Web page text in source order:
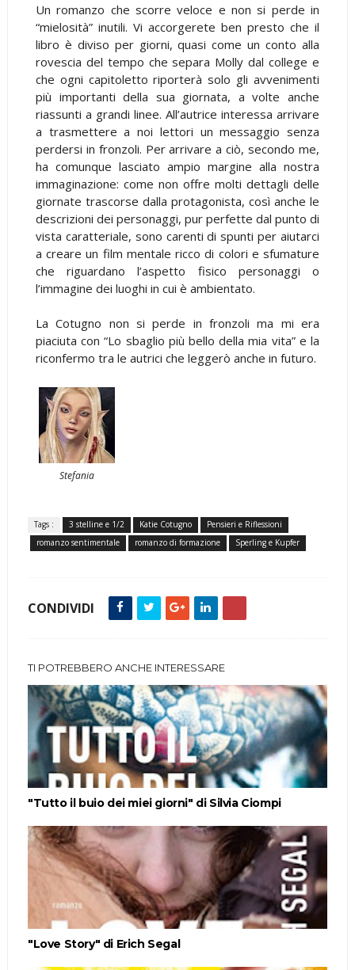
Un romanzo che scorre veloce e non si perde in
“mielosità” inutili. Vi accorgerete ben presto che il
libro è diviso per giorni, quasi come un conto alla
rovescia del tempo che separa Molly dal college e
che ogni capitoletto riporterà solo gli avvenimenti
più importanti della sua giornata, a volte anche
riassunti a grandi linee. All’autrice interessa arrivare
a trasmettere a noi lettori un messaggio senza
perdersi in fronzoli. Per arrivare a ciò, secondo me,
ha comunque lasciato ampio margine alla nostra
immaginazione: come non offre molti dettagli delle
giornate trascorse dalla protagonista, così anche le
descrizioni dei personaggi, pur perfette dal punto di
vista caratteriale, sono carenti di spunti per aiutarci
a creare un film mentale ricco di colori e sfumature
che riguardano l’aspetto fisico personaggi o
l’immagine dei luoghi in cui è ambientato.
La Cotugno non si perde in fronzoli ma mi era
piaciuta con “Lo sbaglio più bello della mia vita” e la
riconfermo tra le autrici che leggerò anche in futuro.
Stefania
Tags : 3 stelline e 1/2 Katie Cotugno
Pensieri e Riflessioni
romanzo sentimentale
romanzo di formazione Sperling e Kupfer
CONDIVIDI
TI POTREBBERO ANCHE INTERESSARE
"Tutto il buio dei miei giorni" di Silvia Ciompi
"Love Story" di Erich Segal